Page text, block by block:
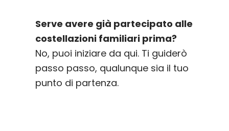
Serve avere già partecipato alle
costellazioni familiari prima?
No, puoi iniziare da qui. Ti guiderò
passo passo, qualunque sia il tuo
punto di partenza.